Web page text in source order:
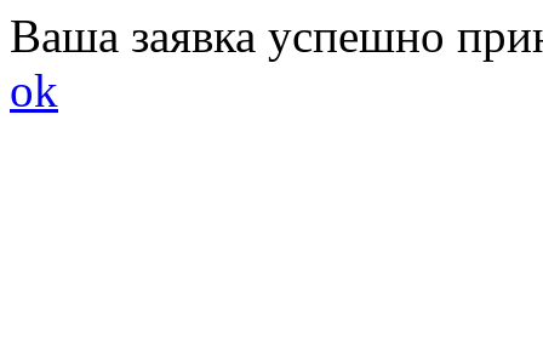
Ваша заявка успешно
ok